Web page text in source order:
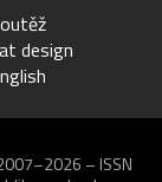
design
– ISSN